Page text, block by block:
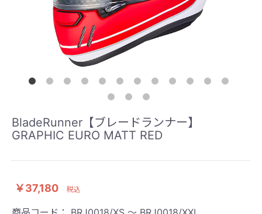
BladeRunner【ブレードランナー】
GRAPHIC EURO MATT RED
￥37,180 税込